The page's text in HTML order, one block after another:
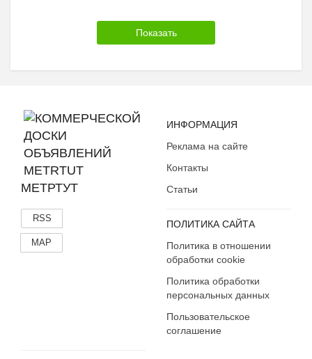
МЕТРТУТ
RSS
MAP
ИНФОРМАЦИЯ
Реклама на сайте
Контакты
Статьи
ПОЛИТИКА САЙТА
Политика в отношении
обработки cookie
Политика обработки
персональных данных
Пользовательское
соглашение